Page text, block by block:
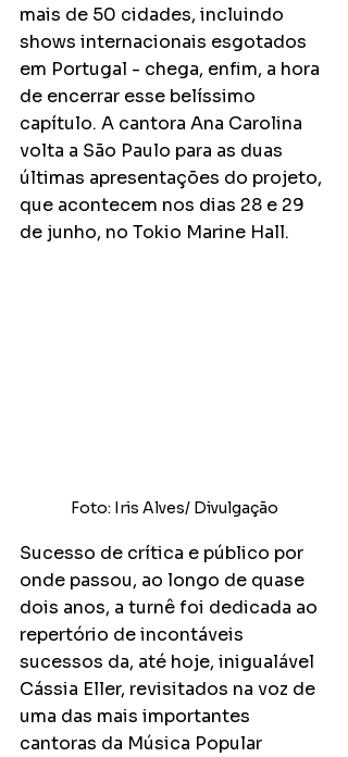
mais de 50 cidades, incluindo
shows internacionais esgotados
em Portugal - chega, enfim, a hora
de encerrar esse belíssimo
capítulo. A cantora Ana Carolina
volta a São Paulo para as duas
últimas apresentações do projeto,
que acontecem nos dias 28 e 29
de junho, no Tokio Marine Hall.
Foto: Iris Alves/ Divulgação
Sucesso de crítica e público por
onde passou, ao longo de quase
dois anos, a turnê foi dedicada ao
repertório de incontáveis
sucessos da, até hoje, inigualável
Cássia Eller, revisitados na voz de
uma das mais importantes
cantoras da Música Popular